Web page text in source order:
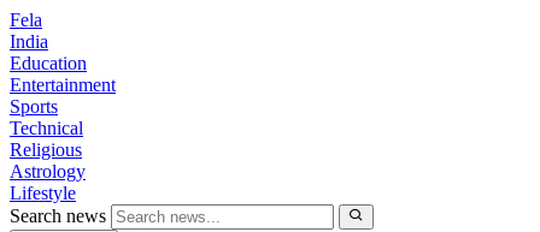
Fela
India
Education
Entertainment
Sports
Technical
Religious
Astrology
Lifestyle
Search news